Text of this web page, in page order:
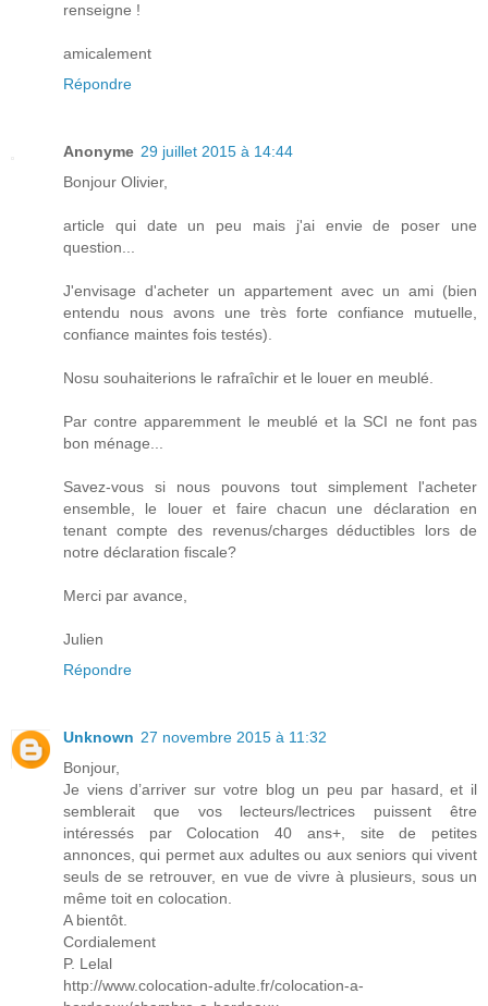
renseigne !
amicalement
Répondre
Anonyme 29 juillet 2015 à 14:44
Bonjour Olivier,
article qui date un peu mais j'ai envie de poser une
question...
J'envisage d'acheter un appartement avec un ami (bien
entendu nous avons une très forte confiance mutuelle,
confiance maintes fois testés).
Nosu souhaiterions le rafraîchir et le louer en meublé.
Par contre apparemment le meublé et la SCI ne font pas
bon ménage...
Savez-vous si nous pouvons tout simplement l'acheter
ensemble, le louer et faire chacun une déclaration en
tenant compte des revenus/charges déductibles lors de
notre déclaration fiscale?
Merci par avance,
Julien
Répondre
Unknown 27 novembre 2015 à 11:32
Bonjour,
Je viens d’arriver sur votre blog un peu par hasard, et il
semblerait que vos lecteurs/lectrices puissent être
intéressés par Colocation 40 ans+, site de petites
annonces, qui permet aux adultes ou aux seniors qui vivent
seuls de se retrouver, en vue de vivre à plusieurs, sous un
même toit en colocation.
A bientôt.
Cordialement
P. Lelal
http://www.colocation-adulte.fr/colocation-a-